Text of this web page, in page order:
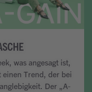
was angesagt ist,
einen Trend, der bei
Der „A-